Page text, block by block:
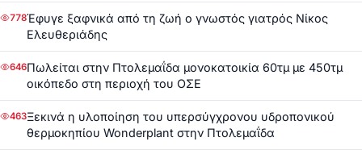
778Έφυγε ξαφνικά από τη ζωή ο γνωστός γιατρός Νίκος
Ελευθεριάδης
646Πωλείται στην Πτολεμαΐδα μονοκατοικία 60τμ με 450τμ
οικόπεδο στη περιοχή του ΟΣΕ
463Ξεκινά η υλοποίηση του υπερσύγχρονου υδροπονικού
θερμοκηπίου Wonderplant στην Πτολεμαΐδα